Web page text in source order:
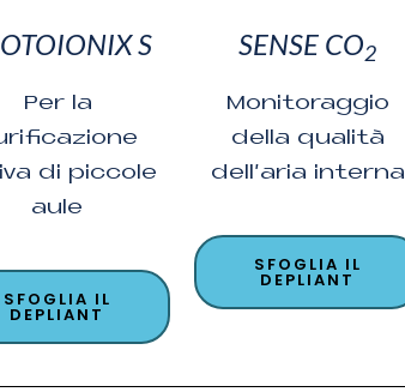
S
Per la
di piccole
aule
SFOGLIA IL
DEPLIANT
SENSE CO2
Monitoraggio
della qualità
dell’aria interna
SFOGLIA IL
DEPLIANT